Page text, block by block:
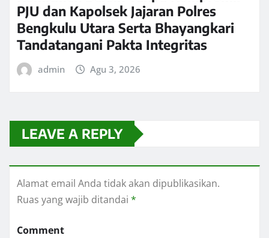
PJU dan Kapolsek Jajaran Polres
Bengkulu Utara Serta Bhayangkari
Tandatangani Pakta Integritas
admin Agu 3, 2026
LEAVE A REPLY
Alamat email Anda tidak akan dipublikasikan.
Ruas yang wajib ditandai *
Comment